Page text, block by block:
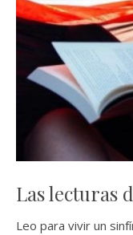
Las lecturas
Leo para vivir un